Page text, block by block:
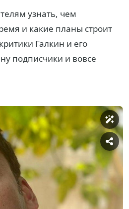
узнать, чем
и какие планы строит
Галкин и его
подписчики и вовсе